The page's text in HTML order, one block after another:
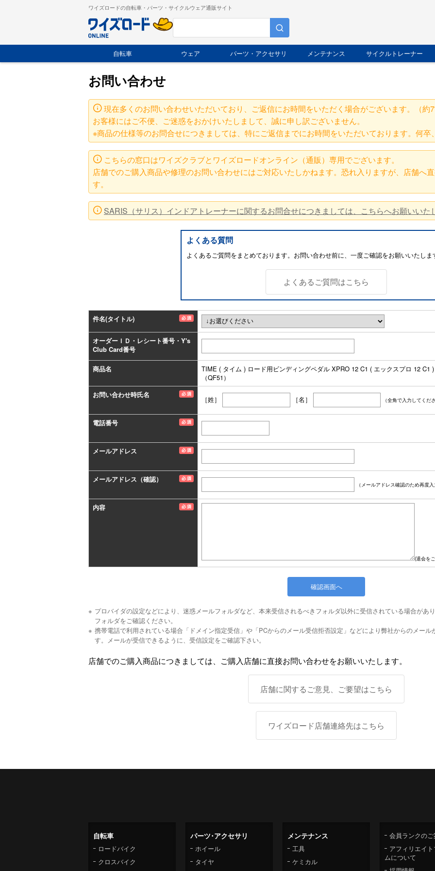
ワイズロードの自転車・パーツ・サイクルウェア通販サイト
自転車 ウェア パーツ・アクセサリ メンテナンス サイクルトレーナー
お問い合わせ
現在多くのお問い合わせいただいており、ご返信にお時間をいただく場合がございます。（約7
お客様にはご不便、ご迷惑をおかけいたしまして、誠に申し訳ございません。
※商品の仕様等のお問合せにつきましては、特にご返信までにお時間をいただいております。何卒
こちらの窓口はワイズクラブとワイズロードオンライン（通販）専用でございます。
店舗でのご購入商品や修理のお問い合わせにはご対応いたしかねます。恐れ入りますが、店舗へ
す。
SARIS（サリス）インドアトレーナーに関するお問合せにつきましては、こちらへお願いいた
よくある質問
よくあるご質問をまとめております。お問い合わせ前に、一度ご確認をお願いいたしま
よくあるご質問はこちら
件名(タイトル)
オーダーＩＤ・レシート番号・Y's
Club Card番号
商品名
TIME ( タイム ) ロード用ビンディングペダル XPRO 12 C1 ( エックスプロ 12 C1 )
（QF51）
お問い合わせ時氏名
［姓］ ［名］ （全角で入力してくだ
電話番号
メールアドレス
メールアドレス（確認）
（メールアドレス確認のため再度
内容
(退会を
プロバイダの設定などにより、迷惑メールフォルダなど、本来受信されるべきフォルダ以外に受信されている場合があ
フォルダをご確認ください。
携帯電話で利用されている場合「ドメイン指定受信」や「PCからのメール受信拒否設定」などにより弊社からのメー
す。メールが受信できるように、受信設定をご確認下さい。
店舗でのご購入商品につきましては、ご購入店舗に直接お問い合わせをお願いいたします。
店舗に関するご意見、ご要望はこちら
ワイズロード店舗連絡先はこちら
自転車
ロードバイク
クロスバイク
パーツ･アクセサリ
ホイール
タイヤ
メンテナンス
工具
ケミカル
会員ランクのご
アフィリエイ
ムについて